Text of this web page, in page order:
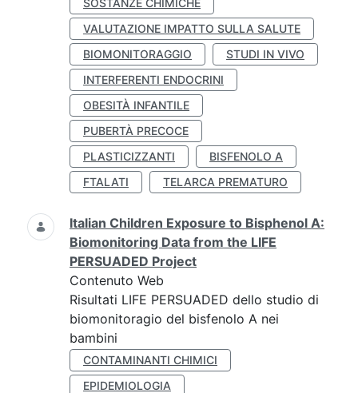
SOSTANZE CHIMICHE
VALUTAZIONE IMPATTO SULLA SALUTE
BIOMONITORAGGIO
STUDI IN VIVO
INTERFERENTI ENDOCRINI
OBESITÀ INFANTILE
PUBERTÀ PRECOCE
PLASTICIZZANTI
BISFENOLO A
FTALATI
TELARCA PREMATURO
Italian Children Exposure to Bisphenol A:
Biomonitoring Data from the LIFE
PERSUADED Project
Contenuto Web
Risultati LIFE PERSUADED dello studio di
biomonitoragio del bisfenolo A nei
bambini
CONTAMINANTI CHIMICI
EPIDEMIOLOGIA